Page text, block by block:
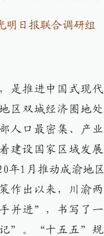
明日报联合调研组
是推进中国式现
区双城经济圈地
人口最密集、产
建设国家区域发
年1月推动成渝地
作出以来，川渝
并进”，书写了一
”。“十五五”规